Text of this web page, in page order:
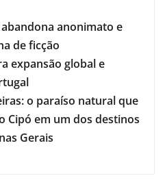
anonimato e
de ficção
expansão global e
o paraíso natural que
Cipó em um dos destinos
Gerais